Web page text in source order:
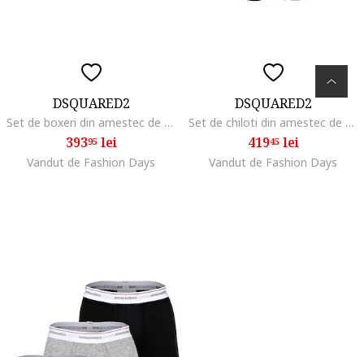
DSQUARED2
Set de boxeri din amestec de bumbac - 2 perechi, Alb
39395lei
Vandut de Fashion Days
DSQUARED2
Set de chiloti din amestec de bumbac cu banda logo in talie - 3 perechi, Negru
41945lei
Vandut de Fashion Days